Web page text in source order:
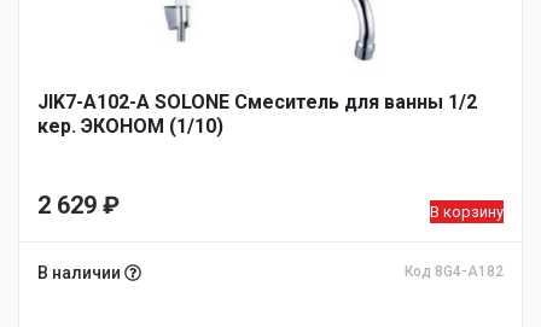
JIK7-A102-А SOLONE Смеситель для ванны 1/2
кер. ЭКОНОМ (1/10)
2 629 ₽ В корзину
В наличии Код 8G4-A182